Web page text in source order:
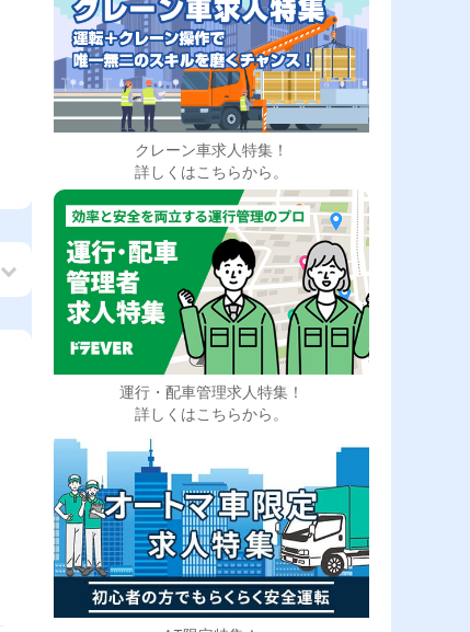
クレーン車求人特集！
詳しくはこちらから。
運行・配車管理求人特集！
詳しくはこちらから。